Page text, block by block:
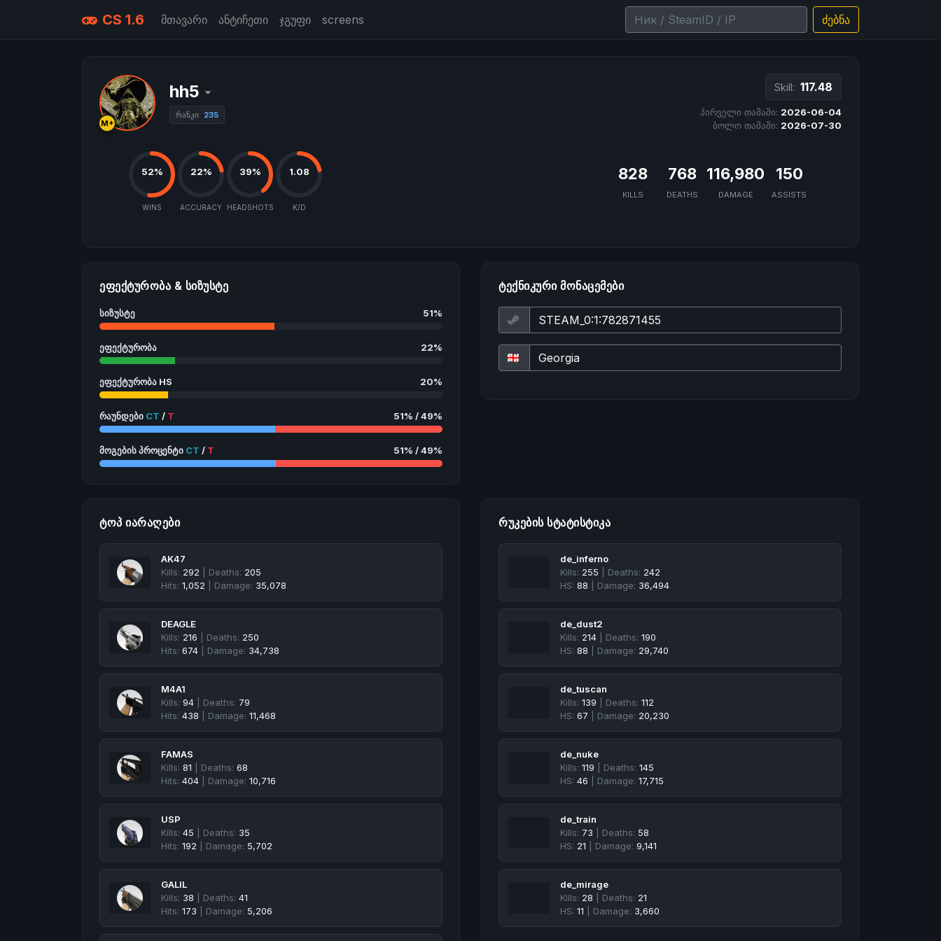
CS 1.6 მთავარი ანტიჩეთი ჯგუფი screens ძებნა
M+
hh5
რანკი: 235
Skill: 117.48
პირველი თამაში: 2026-06-04
ბოლო თამაში: 2026-07-30
52%
WINS
22%
ACCURACY
39%
HEADSHOTS
1.08
K/D
828
KILLS
768
DEATHS
116,980
DAMAGE
150
ASSISTS
ᲔᲤᲔᲥᲢᲣᲠᲝᲑᲐ & ᲡᲘᲖᲣᲡᲢᲔ
სიზუსტე 51%
ეფექტურობა 22%
ეფექტურობა HS 20%
რაუნდები CT / T 51% / 49%
მოგების პროცენტი CT / T 51% / 49%
ᲢᲔᲥᲜᲘᲙᲣᲠᲘ ᲛᲝᲜᲐᲪᲔᲛᲔᲑᲘ
ᲢᲝᲞ ᲘᲐᲠᲐᲦᲔᲑᲘ
AK47
Kills: 292 | Deaths: 205
Hits: 1,052 | Damage: 35,078
DEAGLE
Kills: 216 | Deaths: 250
Hits: 674 | Damage: 34,738
M4A1
Kills: 94 | Deaths: 79
Hits: 438 | Damage: 11,468
FAMAS
Kills: 81 | Deaths: 68
Hits: 404 | Damage: 10,716
USP
Kills: 45 | Deaths: 35
Hits: 192 | Damage: 5,702
GALIL
Kills: 38 | Deaths: 41
Hits: 173 | Damage: 5,206
ᲠᲣᲙᲔᲑᲘᲡ ᲡᲢᲐᲢᲘᲡᲢᲘᲙᲐ
de_inferno
Kills: 255 | Deaths: 242
HS: 88 | Damage: 36,494
de_dust2
Kills: 214 | Deaths: 190
HS: 88 | Damage: 29,740
de_tuscan
Kills: 139 | Deaths: 112
HS: 67 | Damage: 20,230
de_nuke
Kills: 119 | Deaths: 145
HS: 46 | Damage: 17,715
de_train
Kills: 73 | Deaths: 58
HS: 21 | Damage: 9,141
de_mirage
Kills: 28 | Deaths: 21
HS: 11 | Damage: 3,660